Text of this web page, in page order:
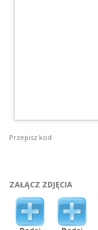
Przepisz kod
ZAŁĄCZ ZDJĘCIA